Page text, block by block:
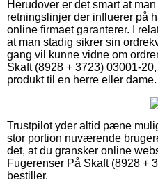
Herudover er det smart at
retningslinjer der influerer på
online firmaet garanterer. I
at man stadig sikrer sin
gang vil kunne vidne om
Skaft (8928 + 3723) 03001-
produkt til en herre eller dame.
Trustpilot yder altid pæne
stor portion nuværende
det, at du gransker online
Fugerenser På Skaft (8928 +
bestiller.